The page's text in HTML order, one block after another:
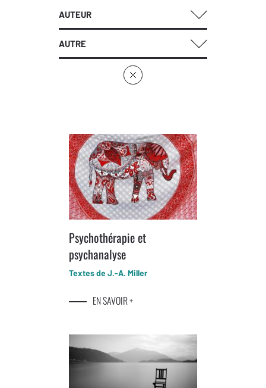
AUTEUR
AUTRE
Psychothérapie et
psychanalyse
Textes de J.-A. Miller
EN SAVOIR +